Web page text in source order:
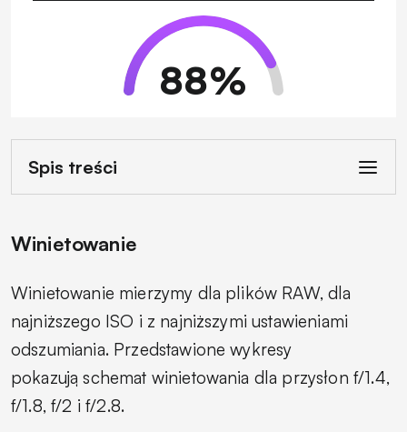
88%
Spis treści
Winietowanie
Winietowanie mierzymy dla plików RAW, dla
najniższego ISO i z najniższymi ustawieniami
odszumiania. Przedstawione wykresy
pokazują schemat winietowania dla przysłon f/1.4,
f/1.8, f/2 i f/2.8.